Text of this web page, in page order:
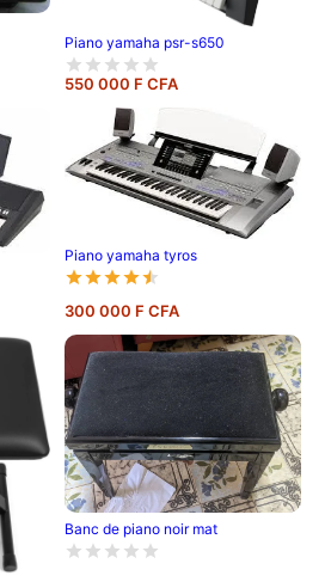
Piano yamaha psr-s650
550 000 F CFA
Piano yamaha tyros
300 000 F CFA
Banc de piano noir mat